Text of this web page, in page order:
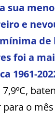
sua
e
de
foi a
1961-
o